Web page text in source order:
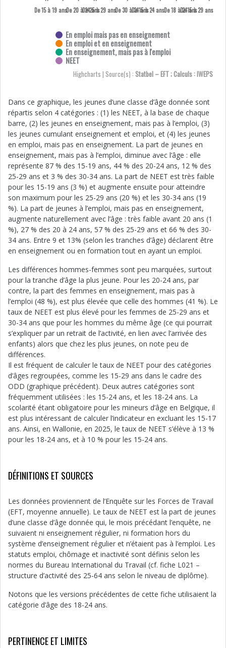
En emploi mais pas en enseignement
En emploi et en enseignement
En enseignement, mais pas à l'emploi
NEET
De 15 à 19 ansDe 20 à 24 ansDe 25 à 29 ansDe 30 à 34 ansDe 15 à 24 ansDe 18 à 24 ansDe 15 à 29 ans
Highcharts | Source(s) : Statbel – EFT ; Calculs : IWEPS
Dans ce graphique, les jeunes d’une classe d’âge donnée sont
répartis selon 4 catégories : (1) les NEET, à la base de chaque
barre, (2) les jeunes en enseignement, mais pas à l’emploi, (3)
les jeunes cumulant enseignement et emploi, et (4) les jeunes
en emploi, mais pas en enseignement. La part de jeunes en
enseignement, mais pas à l’emploi, diminue avec l’âge : elle
représente 87 % des 15-19 ans, 44 % des 20-24 ans, 12 % des
25-29 ans et 3 % des 30-34 ans. La part de NEET est très faible
pour les 15-19 ans (3 %) et augmente ensuite pour atteindre
son maximum pour les 25-29 ans (20 %) et les 30-34 ans (19
%). La part de jeunes à l’emploi, mais pas en enseignement,
augmente naturellement avec l’âge : très faible avant 20 ans (1
%), 27 % des 20 à 24 ans, 57 % des 25-29 ans et 66 % des 30-
34 ans. Entre 9 et 13% (selon les tranches d’âge) déclarent être
en enseignement ou en formation tout en ayant un emploi.
Les différences hommes-femmes sont peu marquées, surtout
pour la tranche d’âge la plus jeune. Pour les 20-24 ans, par
contre, la part des femmes en enseignement, mais pas à
l’emploi (48 %), est plus élevée que celle des hommes (41 %). Le
taux de NEET est plus élevé pour les femmes de 25-29 ans et
30-34 ans que pour les hommes du même âge (ce qui pourrait
s’expliquer par un retrait de l’activité, en lien avec l’arrivée des
enfants) alors que chez les plus jeunes, on note peu de
différences.
Il est fréquent de calculer le taux de NEET pour des catégories
d’âges regroupées, comme les 15-29 ans dans le cadre des
ODD (graphique précédent). Deux autres catégories sont
fréquemment utilisées : les 15-24 ans, et les 18-24 ans. La
scolarité étant obligatoire pour les mineurs d’âge en Belgique, il
est plus intéressant de calculer l’indicateur en excluant les 15-17
ans. Ainsi, en Wallonie, en 2025, le taux de NEET s’élève à 13 %
pour les 18-24 ans, et à 10 % pour les 15-24 ans.
DÉFINITIONS ET SOURCES
Les données proviennent de l’Enquête sur les Forces de Travail
(EFT, moyenne annuelle). Le taux de NEET est la part de jeunes
d’une classe d’âge donnée qui, le mois précédant l’enquête, ne
suivaient ni enseignement régulier, ni formation hors du
système d’enseignement régulier et n’étaient pas à l’emploi. Les
statuts emploi, chômage et inactivité sont définis selon les
normes du Bureau International du Travail (cf. fiche L021 –
structure d’activité des 25-64 ans selon le niveau de diplôme).
Notons que les versions précédentes de cette fiche utilisaient la
catégorie d’âge des 18-24 ans.
PERTINENCE ET LIMITES